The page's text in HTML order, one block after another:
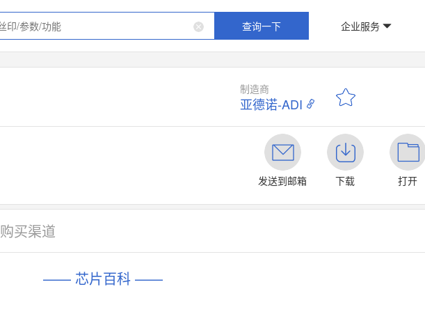
查询一下 企业服务
制造商
亚德诺-ADI
发送到邮箱
下载 打开
购买渠道
—— 芯片百科 ——